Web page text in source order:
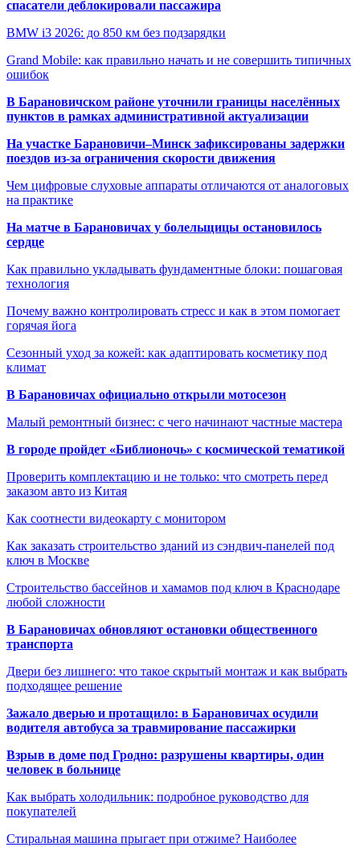
спасатели деблокировали пассажира
BMW i3 2026: до 850 км без подзарядки
Grand Mobile: как правильно начать и не совершить типичных
ошибок
В Барановичском районе уточнили границы населённых
пунктов в рамках административной актуализации
На участке Барановичи–Минск зафиксированы задержки
поездов из-за ограничения скорости движения
Чем цифровые слуховые аппараты отличаются от аналоговых
на практике
На матче в Барановичах у болельщицы остановилось
сердце
Как правильно укладывать фундаментные блоки: пошаговая
технология
Почему важно контролировать стресс и как в этом помогает
горячая йога
Сезонный уход за кожей: как адаптировать косметику под
климат
В Барановичах официально открыли мотосезон
Малый ремонтный бизнес: с чего начинают частные мастера
В городе пройдет «Библионочь» с космической тематикой
Проверить комплектацию и не только: что смотреть перед
заказом авто из Китая
Как соотнести видеокарту с монитором
Как заказать строительство зданий из сэндвич-панелей под
ключ в Москве
Строительство бассейнов и хамамов под ключ в Краснодаре
любой сложности
В Барановичах обновляют остановки общественного
транспорта
Двери без лишнего: что такое скрытый монтаж и как выбрать
подходящее решение
Зажало дверью и протащило: в Барановичах осудили
водителя автобуса за травмирование пассажирки
Взрыв в доме под Гродно: разрушены квартиры, один
человек в больнице
Как выбрать холодильник: подробное руководство для
покупателей
Стиральная машина прыгает при отжиме? Наиболее